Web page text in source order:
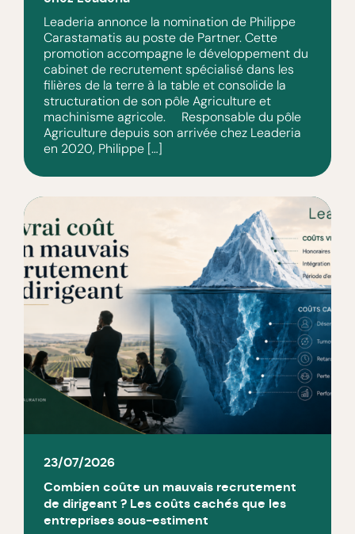
Leaderia annonce la nomination de Philippe
Carastamatis au poste de Partner. Cette
promotion accompagne le développement du
cabinet de recrutement spécialisé dans les
filières de la terre à la table et consolide la
structuration de son pôle Agriculture et
machinisme agricole. Responsable du pôle
Agriculture depuis son arrivée chez Leaderia
en 2020, Philippe […]
23/07/2026
Combien coûte un mauvais recrutement
de dirigeant ? Les coûts cachés que les
entreprises sous-estiment